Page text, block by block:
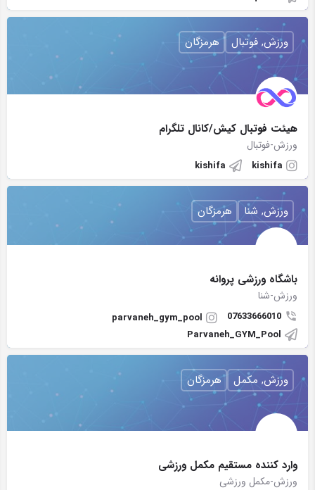
هیئت فوتبال کیش/کانال تلگرام
ورزش-فوتبال
kishifa
kishifa
ورزش, فوتبال هرمزگان
باشگاه ورزشى پروانه
ورزش-شنا
07633666010
parvaneh_gym_pool
Parvaneh_GYM_Pool
ورزش, شنا هرمزگان
وارد کننده مستقیم مکمل ورزشی
ورزش-مکمل ورزشی
ورزش, مکمل هرمزگان